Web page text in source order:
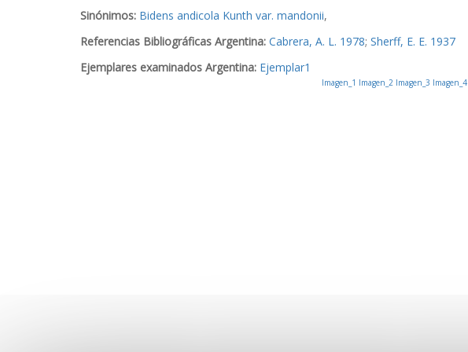
Sinónimos: Bidens andicola Kunth var. mandonii,
Referencias Bibliográficas Argentina: Cabrera, A. L. 1978; Sherff, E. E. 1937
Ejemplares examinados Argentina: Ejemplar1
Imagen_1 Imagen_2 Imagen_3 Imagen_4